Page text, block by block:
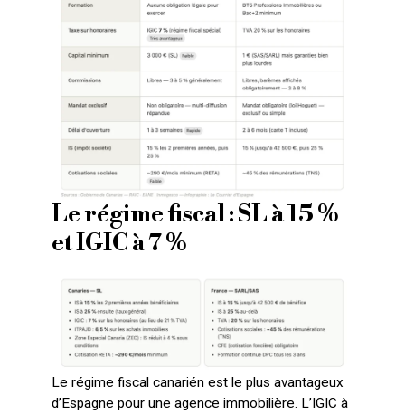
Le régime fiscal : SL à 15 %
et IGIC à 7 %
Le régime fiscal canarién est le plus avantageux
d’Espagne pour une agence immobilière. L’IGIC à